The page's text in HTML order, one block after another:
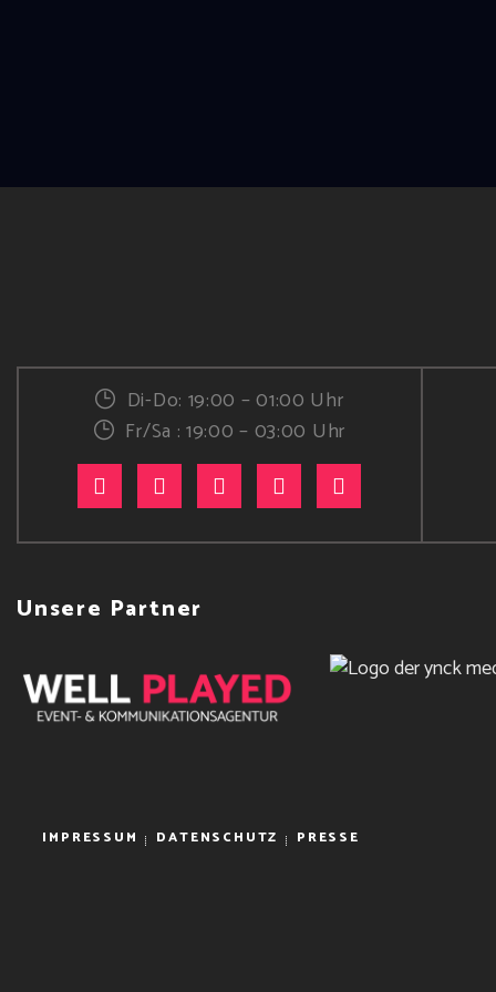
Di-Do: 19:00 – 01:00 Uhr
Fr/Sa : 19:00 – 03:00 Uhr
Unsere Partner
IMPRESSUM DATENSCHUTZ PRESSE